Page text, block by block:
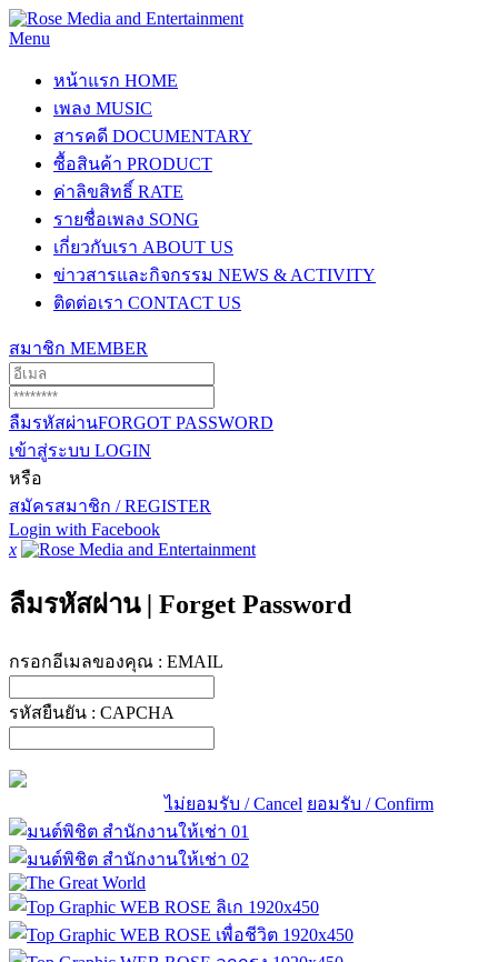
Menu
หน้าแรก HOME
เพลง MUSIC
สารคดี DOCUMENTARY
ซื้อสินค้า PRODUCT
ค่าลิขสิทธิ์ RATE
รายชื่อเพลง SONG
เกี่ยวกับเรา ABOUT US
ข่าวสารและกิจกรรม NEWS & ACTIVITY
ติดต่อเรา CONTACT US
สมาชิก MEMBER
ลืมรหัสผ่านFORGOT PASSWORD
เข้าสู่ระบบ LOGIN
หรือ
สมัครสมาชิก / REGISTER
Login with Facebook
x
ลืมรหัสผ่าน | Forget Password
กรอกอีเมลของคุณ : EMAIL
รหัสยืนยัน : CAPCHA
ไม่ยอมรับ / Cancel ยอมรับ / Confirm